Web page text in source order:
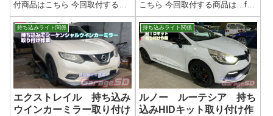
付商品はこちら 今回取付する商
品は…T20のバック球ですね。
Amazonなどで探せば大量に出て
きます…。沢山ありすぎて迷う
と思いますが、選ぶのも楽しい
ですよ！作業写真たかがバック
球交換...
こちら 今回取付する商品は…fcl.
製のHIDバルブですfcl.は当店も
取り付け店登録している安心で
きるメーカーさんだと思いま
す。作業写真バルブ交換なの
で、すぐに終わりますｗ作業完
了輸...
持ち込みライト関係
エクストレイル 持ち込み
ウインカーミラー取り付け
持ち込みライト関係
ルノー ルーテシア 持ち
込みHIDキット取り付け作